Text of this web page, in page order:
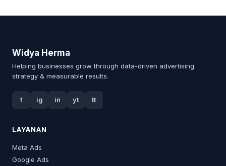
Widya Herma
Helping businesses grow through data-driven advertising
strategy & measurable results.
f ig in yt tt
LAYANAN
Meta Ads
Google Ads